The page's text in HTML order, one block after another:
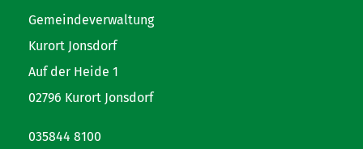
Gemeindeverwaltung
Kurort Jonsdorf
Auf der Heide 1
02796 Kurort Jonsdorf
035844 8100